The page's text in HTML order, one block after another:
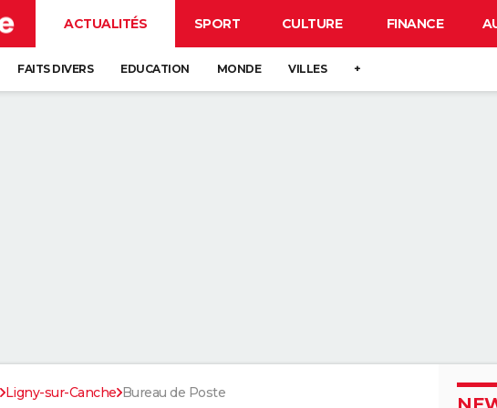
ACTUALITÉS SPORT CULTURE FINANCE
FAITS DIVERS EDUCATION MONDE VILLES +
Ligny-sur-Canche Bureau de Poste